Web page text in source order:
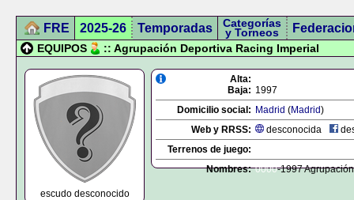
FRE 2025-26 Temporadas Categorías
y Torneos
EQUIPOS :: Agrupación Deportiva Racing Imperial
escudo desconocido
Alta:
Baja: 1997
Domicilio social: Madrid (Madrid)
Web y RRSS:
desconocida
Terrenos de juego:
Nombres: 0000-1997